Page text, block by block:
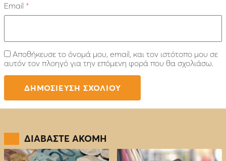
Email *
Αποθήκευσε το όνομά μου, email, και τον ιστότοπο μου σε
αυτόν τον πλοηγό για την επόμενη φορά που θα σχολιάσω.
ΔΙΑΒΑΣΤΕ ΑΚΟΜΗ